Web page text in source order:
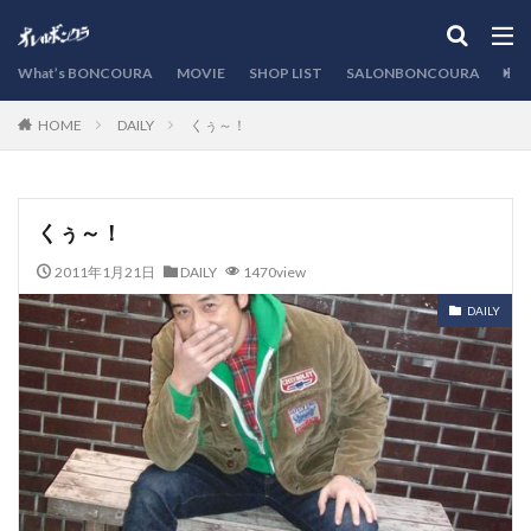
What’s BONCOURA MOVIE SHOP LIST SALONBONCOURA
HOME DAILY くぅ～！
くぅ～！
2011年1月21日 DAILY 1470view
DAILY
カテゴリー
検索